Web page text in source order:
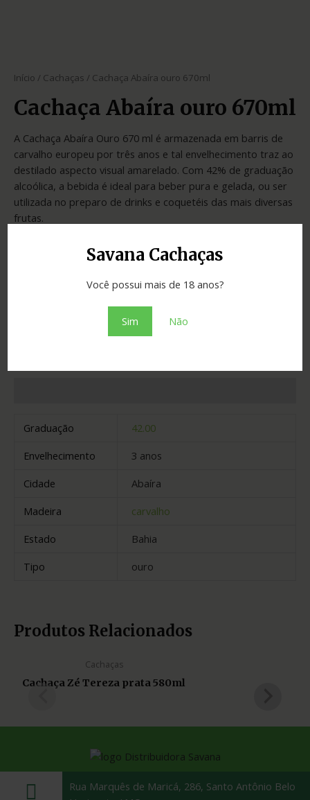
Savana Cachaças
Você possui mais de 18 anos?
Sim Não
Início / Cachaças / Cachaça Abaíra ouro 670ml
Cachaça Abaíra ouro 670ml
A Cachaça Abaíra Ouro 670 ml é armazenada em barris de
carvalho europeu por três anos e tal envelhecimento traz ao
destilado aspecto visual amarelado. Com 42% de graduação
alcoólica, a bebida é ideal para beber pura e gelada, ou ser
utilizada no preparo de drinks e coquetéis das mais diversas
frutas.
17e62166fc85 Categoria:Cachaças
Adicionar ao orçamento
Graduação
42.00
Envelhecimento
3 anos
Cidade
Abaíra
Madeira
carvalho
Estado
Bahia
Tipo
ouro
Produtos Relacionados
Cachaças
Cachaça Zé Tereza prata 580ml
Rua Marquês de Maricá, 286, Santo Antônio Belo